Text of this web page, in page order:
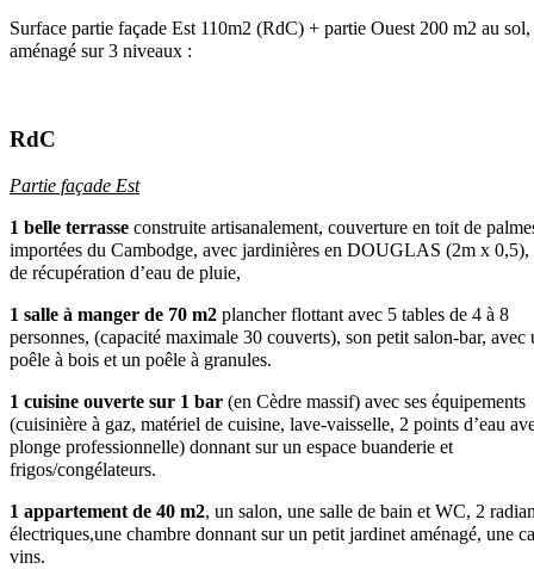
Surface partie façade Est 110m2 (RdC) + partie Ouest 200 m2 au sol,
aménagé sur 3 niveaux :
RdC
Partie façade Est
1 belle terrasse construite artisanalement, couverture en toit de
importées du Cambodge, avec jardinières en DOUGLAS (2m x 0,5),
de récupération d’eau de pluie,
1 salle à manger de 70 m2 plancher flottant avec 5 tables de 4 à 8
personnes, (capacité maximale 30 couverts), son petit salon-bar, avec
poêle à bois et un poêle à granules.
1 cuisine ouverte sur 1 bar (en Cèdre massif) avec ses équipements
(cuisinière à gaz, matériel de cuisine, lave-vaisselle, 2 points d’eau
plonge professionnelle) donnant sur un espace buanderie et
frigos/congélateurs.
1 appartement de 40 m2, un salon, une salle de bain et WC, 2
électriques,une chambre donnant sur un petit jardinet aménagé, une
vins.